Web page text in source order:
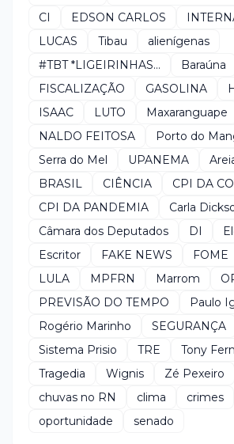
CI
EDSON CARLOS
LUCAS
Tibau
alienígenas
#TBT *LIGEIRINHAS...
Baraúna
FISCALIZAÇÃO
GASOLINA
ISAAC
LUTO
Maxaranguape
NALDO FEITOSA
Porto do
Serra do Mel
UPANEMA
BRASIL
CIÊNCIA
CPI DA
CPI DA PANDEMIA
Carla
Câmara dos Deputados
DI
Escritor
FAKE NEWS FOME
LULA
MPFRN Marrom
PREVISÃO DO TEMPO
Paulo
Rogério Marinho
SEGURANÇA
Sistema Prisio
TRE
Tony
Tragedia
Wignis Zé Pexeiro
chuvas no RN
clima
crimes
oportunidade
senado